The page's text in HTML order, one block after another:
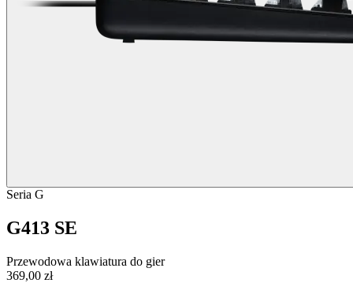
Seria G
G413 SE
Przewodowa klawiatura do gier
369,00 zł